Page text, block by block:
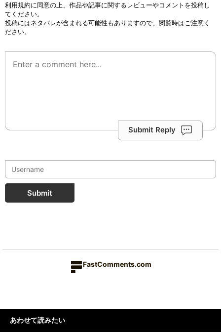
利用規約に同意の上、作品や記事に関するレビューやコメントを投稿し
てください。
投稿にはネタバレが含まれる可能性もありますので、閲覧時はご注意く
ださい。
Submit Reply
Submit
FastComments.com
あわせて読みたい